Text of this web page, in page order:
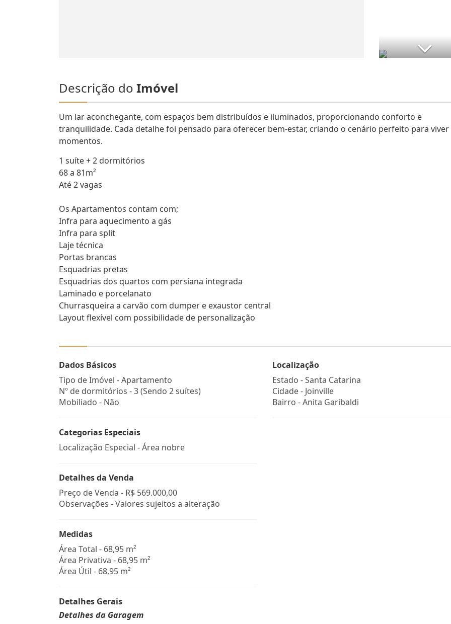
Descrição do Imóvel
Um lar aconchegante, com espaços bem distribuídos e iluminados, proporcionando conforto e
tranquilidade. Cada detalhe foi pensado para oferecer bem-estar, criando o cenário perfeito para
momentos.
1 suíte + 2 dormitórios
68 a 81m²
Até 2 vagas
Os Apartamentos contam com;
Infra para aquecimento a gás
Infra para split
Laje técnica
Portas brancas
Esquadrias pretas
Esquadrias dos quartos com persiana integrada
Laminado e porcelanato
Churrasqueira a carvão com dumper e exaustor central
Layout flexível com possibilidade de personalização
Dados Básicos
Tipo de Imóvel - Apartamento
Nº de dormitórios - 3 (Sendo 2 suítes)
Mobiliado - Não
Categorias Especiais
Localização Especial - Área nobre
Detalhes da Venda
Preço de Venda - R$ 569.000,00
Observações - Valores sujeitos a alteração
Medidas
Área Total - 68,95 m²
Área Privativa - 68,95 m²
Área Útil - 68,95 m²
Detalhes Gerais
Detalhes da Garagem
Localização
Estado -Santa Catarina
Cidade - Joinville
Bairro -Anita Garibaldi